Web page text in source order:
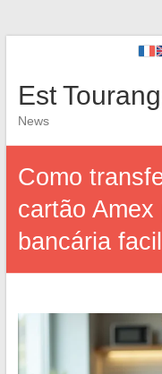
Est
News
Como
cartão
bancária